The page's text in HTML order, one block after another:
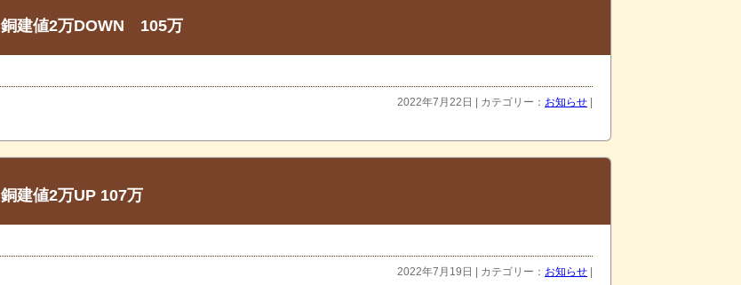
銅建値2万DOWN 105万
2022年7月22日 | カテゴリー： お知らせ
銅建値2万UP 107万
2022年7月19日 | カテゴリー： お知らせ